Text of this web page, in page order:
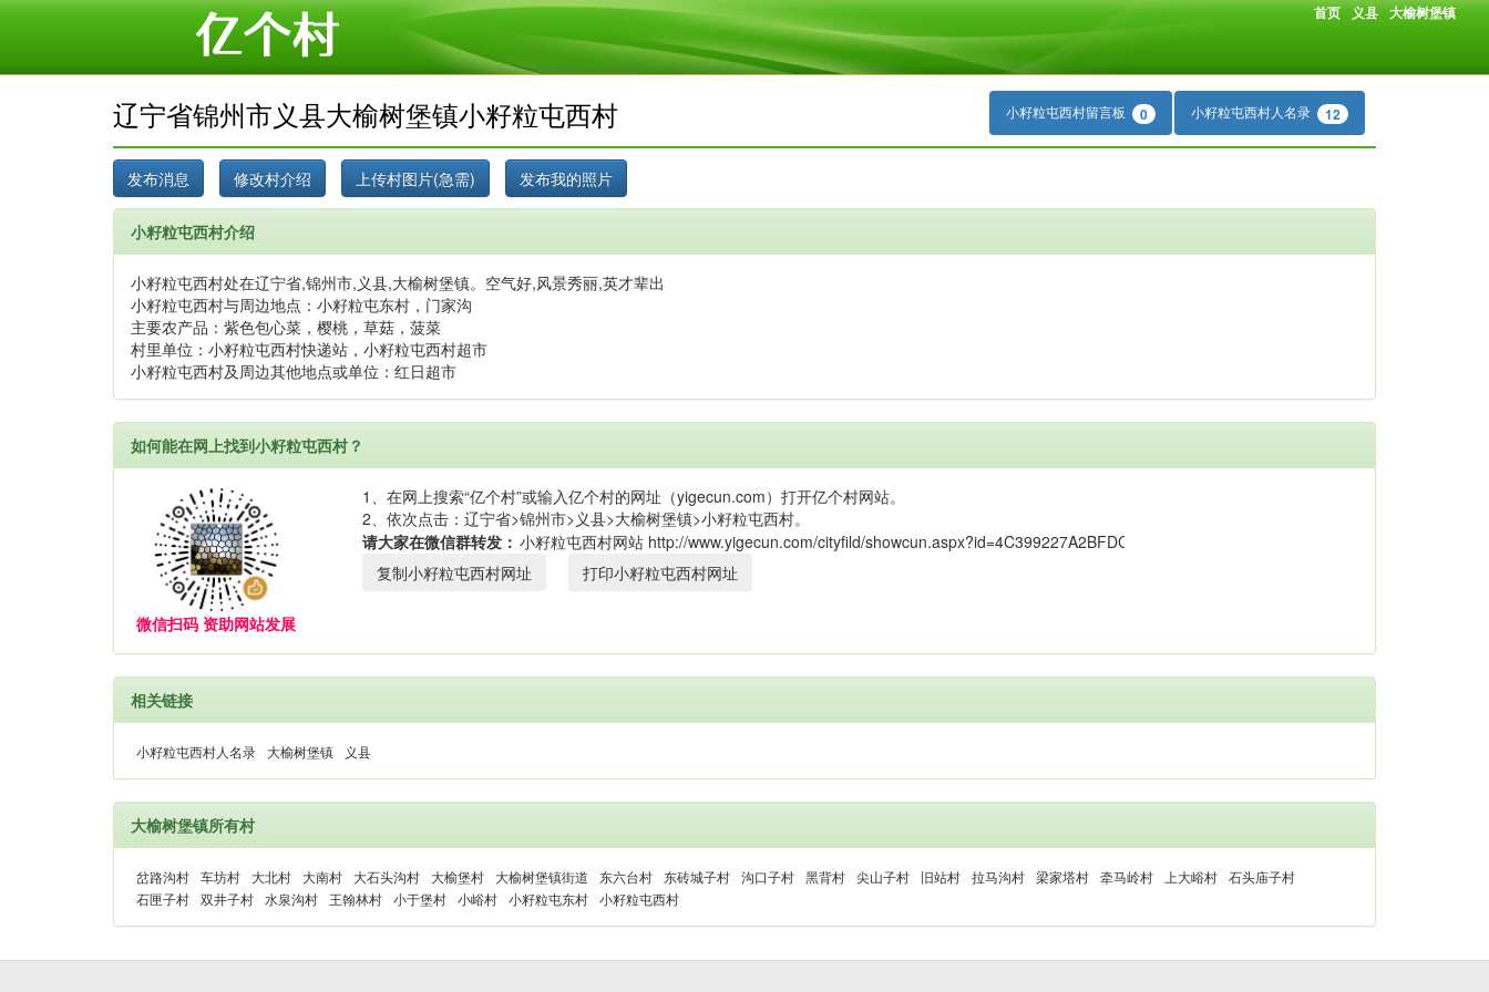
首页 义县 大榆树堡镇
辽宁省锦州市义县大榆树堡镇小籽粒屯西村 小籽粒屯西村留言板 0 小籽粒屯西村人名录 12
小籽粒屯西村介绍
小籽粒屯西村处在辽宁省,锦州市,义县,大榆树堡镇。空气好,风景秀丽,英才辈出
小籽粒屯西村与周边地点：小籽粒屯东村，门家沟
主要农产品：紫色包心菜，樱桃，草菇，菠菜
村里单位：小籽粒屯西村快递站，小籽粒屯西村超市
小籽粒屯西村及周边其他地点或单位：红日超市
如何能在网上找到小籽粒屯西村？
微信扫码 资助网站发展
1、在网上搜索“亿个村”或输入亿个村的网址（yigecun.com）打开亿个村网站。
2、依次点击：辽宁省>锦州市>义县>大榆树堡镇>小籽粒屯西村。
请大家在微信群转发：
复制小籽粒屯西村网址
打印小籽粒屯西村网址
相关链接
小籽粒屯西村人名录 大榆树堡镇 义县
大榆树堡镇所有村
岔路沟村 车坊村 大北村 大南村 大石头沟村 大榆堡村 大榆树堡镇街道 东六台村 东砖城子村 沟口子村 黑背村 尖山子村 旧站村 拉马沟村 梁家塔村 牵马岭村 上大峪村 石头庙子村
石匣子村 双井子村 水泉沟村 王翰林村 小于堡村 小峪村 小籽粒屯东村 小籽粒屯西村